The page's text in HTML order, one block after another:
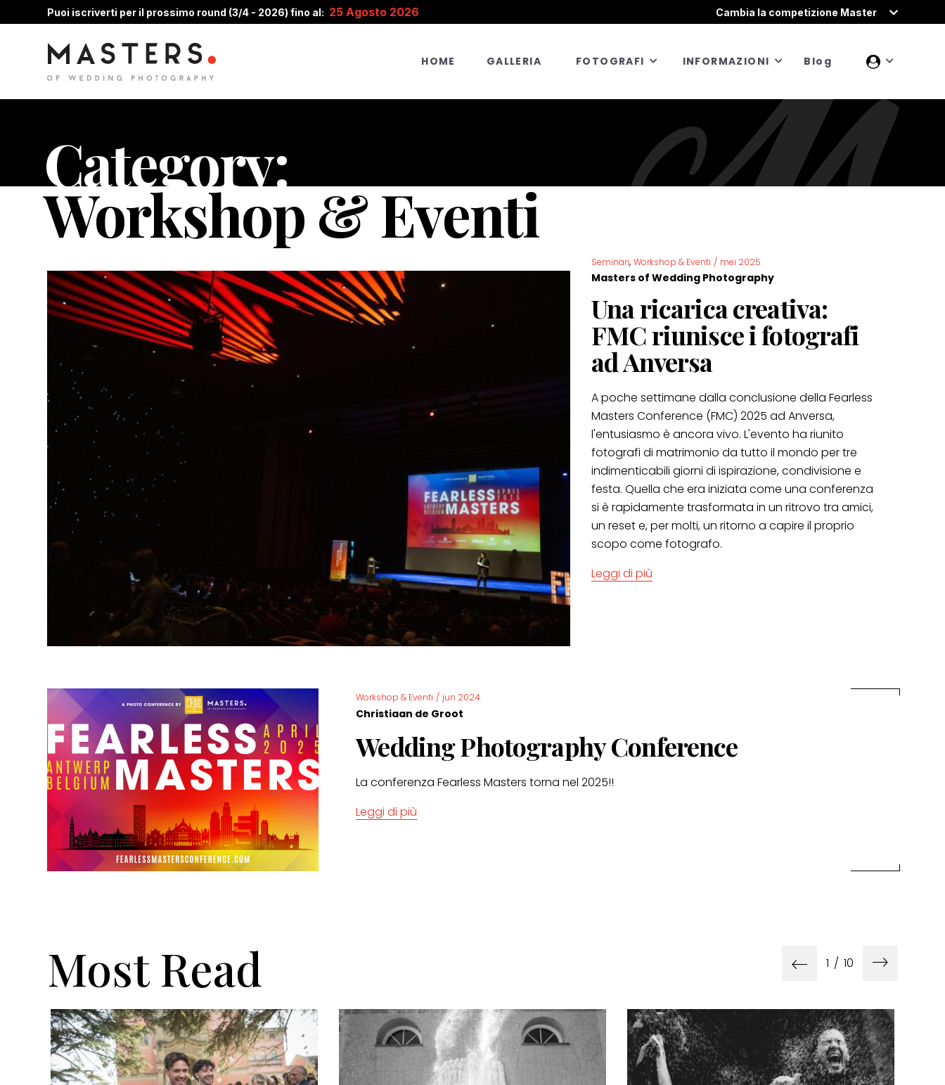
Puoi iscriverti per il prossimo round (3/4 - 2026) fino al: 25 Agosto 2026 Cambia la competizione Master
HOME GALLERIA FOTOGRAFI INFORMAZIONI Blog
Category:
Workshop & Eventi
Seminari,Workshop & Eventi / mei 2025
Masters of Wedding Photography
Una ricarica creativa:
FMC riunisce i fotografi
ad Anversa
A poche settimane dalla conclusione della Fearless
Masters Conference (FMC) 2025 ad Anversa,
l'entusiasmo è ancora vivo. L'evento ha riunito
fotografi di matrimonio da tutto il mondo per tre
indimenticabili giorni di ispirazione, condivisione e
festa. Quella che era iniziata come una conferenza
si è rapidamente trasformata in un ritrovo tra amici,
un reset e, per molti, un ritorno a capire il proprio
scopo come fotografo.
Leggi di più
Workshop & Eventi / jun 2024
Christiaan de Groot
Wedding Photography Conference
La conferenza Fearless Masters torna nel 2025!!
Leggi di più
Most Read 1 / 10